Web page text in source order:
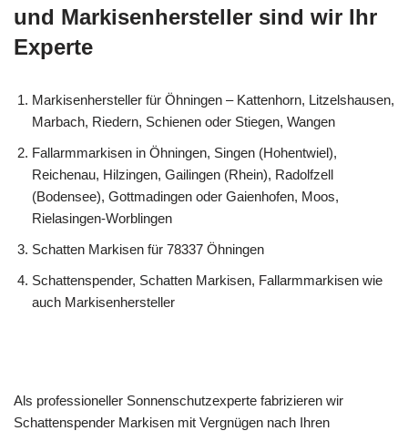
und Markisenhersteller sind wir Ihr
Experte
Markisenhersteller für Öhningen – Kattenhorn, Litzelshausen,
Marbach, Riedern, Schienen oder Stiegen, Wangen
Fallarmmarkisen in Öhningen, Singen (Hohentwiel),
Reichenau, Hilzingen, Gailingen (Rhein), Radolfzell
(Bodensee), Gottmadingen oder Gaienhofen, Moos,
Rielasingen-Worblingen
Schatten Markisen für 78337 Öhningen
Schattenspender, Schatten Markisen, Fallarmmarkisen wie
auch Markisenhersteller
Als professioneller Sonnenschutzexperte fabrizieren wir
Schattenspender Markisen mit Vergnügen nach Ihren